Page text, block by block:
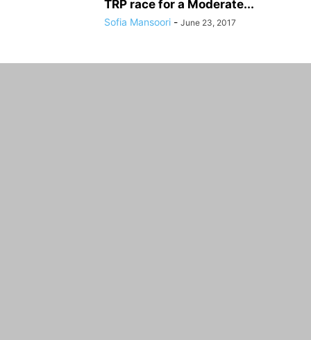
TRP race for a Moderate...
Sofia Mansoori - June 23, 2017